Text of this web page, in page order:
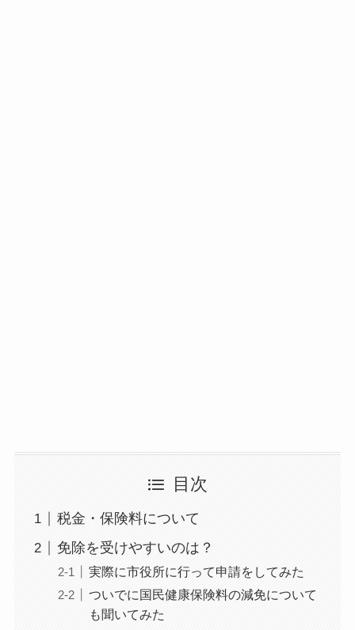
目次
税金・保険料について
免除を受けやすいのは？
実際に市役所に行って申請をしてみた
ついでに国民健康保険料の減免について
も聞いてみた